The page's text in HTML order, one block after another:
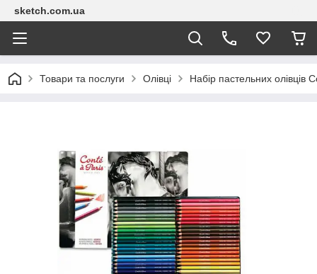
sketch.com.ua
Товари та послуги Олівці Набір пастельних олівців